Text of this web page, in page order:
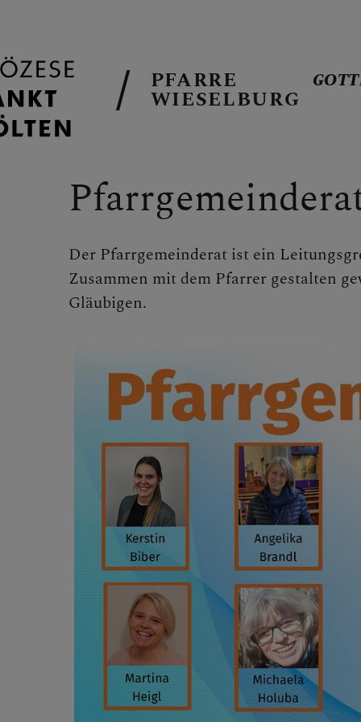
Moderator
Kaplan
Diakon
Diakon
PFARRE
WIESELBURG
Der Pfarrgemeinderat ist ein
Zusammen mit dem Pfarrer gestalten
Gläubigen.